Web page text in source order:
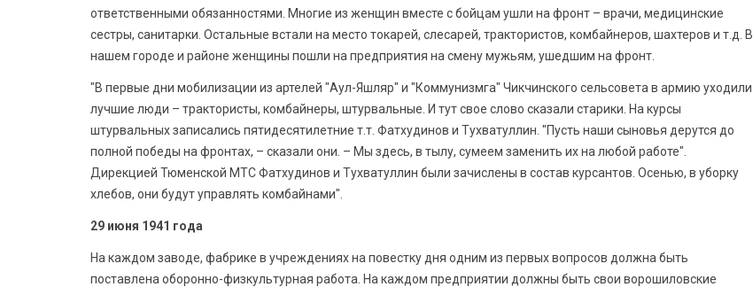
ответственными обязанностями. Многие из женщин вместе с бойцам ушли на фронт – врачи, медицинские
сестры, санитарки. Остальные встали на место токарей, слесарей, трактористов, комбайнеров, шахтеров и т.д. В
нашем городе и районе женщины пошли на предприятия на смену мужьям, ушедшим на фронт.
"В первые дни мобилизации из артелей "Аул-Яшляр" и "Коммунизмга" Чикчинского сельсовета в армию уходили
лучшие люди – трактористы, комбайнеры, штурвальные. И тут свое слово сказали старики. На курсы
штурвальных записались пятидесятилетние т.т. Фатхудинов и Тухватуллин. "Пусть наши сыновья дерутся до
полной победы на фронтах, – сказали они. – Мы здесь, в тылу, сумеем заменить их на любой работе".
Дирекцией Тюменской МТС Фатхудинов и Тухватуллин были зачислены в состав курсантов. Осенью, в уборку
хлебов, они будут управлять комбайнами".
29 июня 1941 года
На каждом заводе, фабрике в учреждениях на повестку дня одним из первых вопросов должна быть
поставлена оборонно-физкультурная работа. На каждом предприятии должны быть свои ворошиловские